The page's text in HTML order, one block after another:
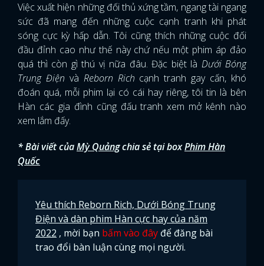
Việc xuất hiện những đối thủ xứng tầm, ngang tài ngang
sức đã mang đến những cuộc cạnh tranh khi phát
sóng cực kỳ hấp dẫn. Tôi cũng thích những cuộc đối
đầu đỉnh cao như thế này chứ nếu một phim áp đảo
quá thì còn gì thú vị nữa đâu. Đặc biệt là Dưới Bóng
Trung Điện và Reborn Rich cạnh tranh gay cấn, khó
đoán quá, mỗi phim lại có cái hay riêng, tôi tin là bên
Hàn các gia đình cũng đấu tranh xem mở kênh nào
xem lắm đấy.
* Bài viết củaMỳ Quảngchia sẻ tại boxPhim Hàn
Quốc
Yêu thích Reborn Rich, Dưới Bóng Trung
Điện và dàn phim Hàn cực hay của năm
2022 , mời bạn bấm vào đây để đăng bài
trao đổi bàn luận cùng mọi người.